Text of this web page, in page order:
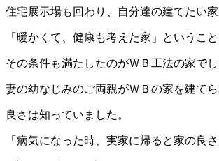
住宅展示場も回わり、自分達の建てたい
「暖かくて、健康も考えた家」というこ
その条件も満たしたのがＷＢ工法の家でし
妻の幼なじみのご両親がＷＢの家を建て
良さは知っていました。
「病気になった時、実家に帰ると家の良